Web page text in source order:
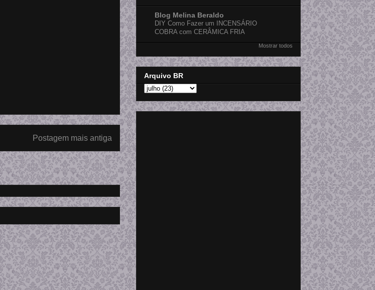
Postagem mais antiga
Blog Melina Beraldo
DIY Como Fazer um INCENSÁRIO
COBRA com CERÂMICA FRIA
Mostrar todos
Arquivo BR